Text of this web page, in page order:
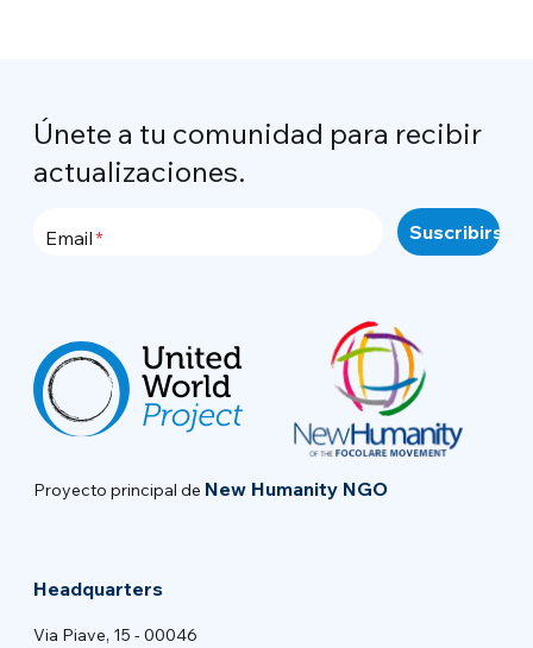
Únete a tu comunidad para recibir
actualizaciones.
Email
Proyecto principal de New Humanity NGO
Headquarters
Via Piave, 15 - 00046